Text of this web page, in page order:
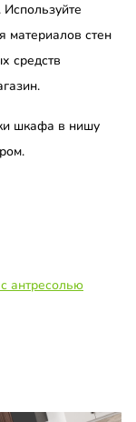
материалов стен
средств
шкафа в нишу
антресолью